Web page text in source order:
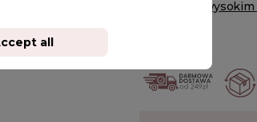
Spódnice z
all